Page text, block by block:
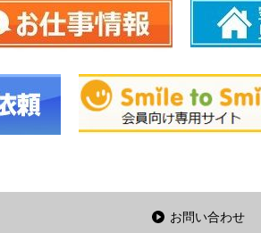
お問い合わせ